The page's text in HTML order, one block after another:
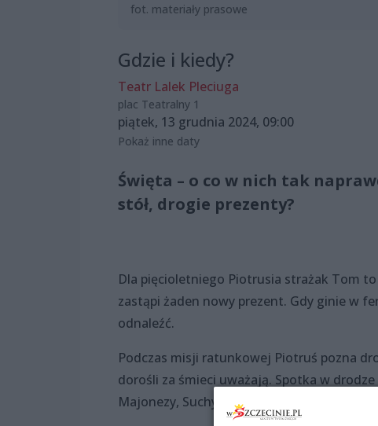
fot. materiały prasowe
Gdzie i kiedy?
Teatr Lalek Pleciuga
plac Teatralny 1
piątek, 13 grudnia 2024, 09:00
Pokaż inne daty
Święta – o co w nich tak
stół, drogie prezenty?
Dla pięcioletniego Piotrusia strażak Tom
zastąpi żaden nowy prezent. Gdy ginie w
odnaleźć.
Podczas misji ratunkowej Piotruś pozna
dorośli za śmieci uważają. Spotka w
Majonezy, Suchy Chleb Nie Dla Konia, a